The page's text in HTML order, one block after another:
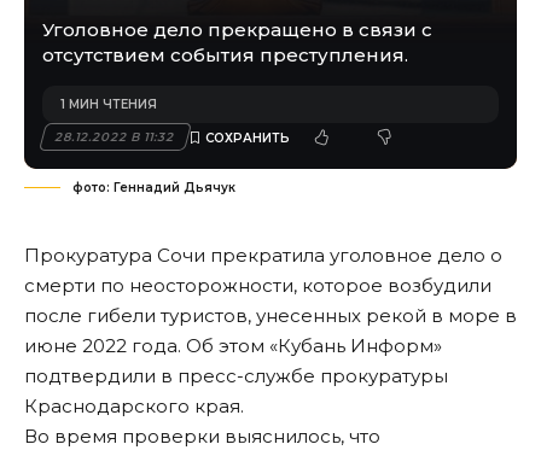
Уголовное дело прекращено в связи с
отсутствием события преступления.
28.12.2022 В 11:32
1 МИН ЧТЕНИЯ
фото: Геннадий Дьячук
Прокуратура Сочи прекратила уголовное дело о
смерти по неосторожности, которое возбудили
после гибели туристов, унесенных рекой в море в
июне 2022 года. Об этом «Кубань Информ»
подтвердили в пресс-службе прокуратуры
Краснодарского края.
Во время проверки выяснилось, что